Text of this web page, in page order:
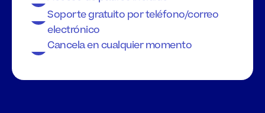
Soporte gratuito por teléfono/correo
electrónico
Cancela en cualquier momento